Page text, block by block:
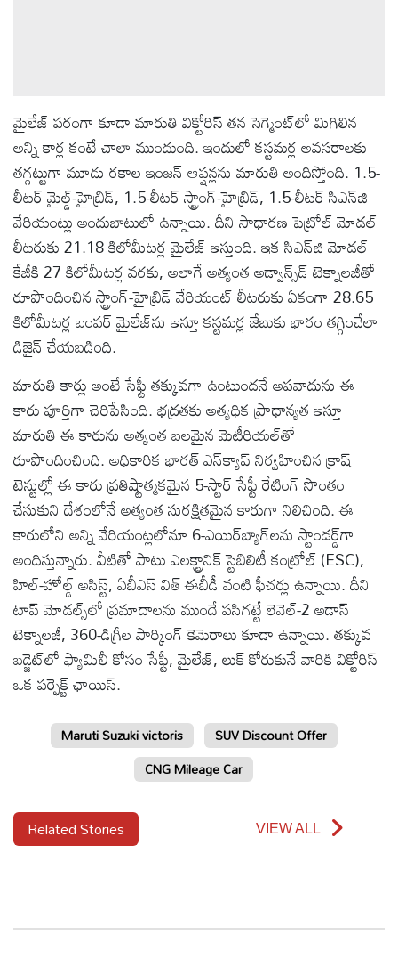
మైలేజ్ పరంగా కూడా మారుతి విక్టోరిస్ తన సెగ్మెంట్‌లో మిగిలిన
అన్ని కార్ల కంటే చాలా ముందుంది. ఇందులో కస్టమర్ల అవసరాలకు
తగ్గట్టుగా మూడు రకాల ఇంజన్ ఆప్షన్లను మారుతి అందిస్తోంది. 1.5-
లీటర్ మైల్డ్-హైబ్రిడ్, 1.5-లీటర్ స్ట్రాంగ్-హైబ్రిడ్, 1.5-లీటర్ సిఎన్‌జి
వేరియంట్లు అందుబాటులో ఉన్నాయి. దీని సాధారణ పెట్రోల్ మోడల్
లీటరుకు 21.18 కిలోమీటర్ల మైలేజ్ ఇస్తుంది. ఇక సిఎన్‌జి మోడల్
కేజీకి 27 కిలోమీటర్ల వరకు, అలాగే అత్యంత అడ్వాన్స్‌డ్ టెక్నాలజీతో
రూపొందించిన స్ట్రాంగ్-హైబ్రిడ్ వేరియంట్ లీటరుకు ఏకంగా 28.65
కిలోమీటర్ల బంపర్ మైలేజ్‌ను ఇస్తూ కస్టమర్ల జేబుకు భారం తగ్గించేలా
డిజైన్ చేయబడింది.
మారుతి కార్లు అంటే సేఫ్టీ తక్కువగా ఉంటుందనే అపవాదును ఈ
కారు పూర్తిగా చెరిపేసింది. భద్రతకు అత్యధిక ప్రాధాన్యత ఇస్తూ
మారుతి ఈ కారును అత్యంత బలమైన మెటీరియల్‌తో
రూపొందించింది. అధికారిక భారత్ ఎన్‌క్యాప్ నిర్వహించిన క్రాష్
టెస్టుల్లో ఈ కారు ప్రతిష్టాత్మకమైన 5-స్టార్ సేఫ్టీ రేటింగ్ సొంతం
చేసుకుని దేశంలోనే అత్యంత సురక్షితమైన కారుగా నిలిచింది. ఈ
కారులోని అన్ని వేరియంట్లలోనూ 6-ఎయిర్‌బ్యాగ్‌లను స్టాండర్డ్‌గా
అందిస్తున్నారు. వీటితో పాటు ఎలక్ట్రానిక్ స్టెబిలిటీ కంట్రోల్ (ESC),
హిల్-హోల్డ్ అసిస్ట్, ఏబీఎస్ విత్ ఈబీడీ వంటి ఫీచర్లు ఉన్నాయి. దీని
టాప్ మోడల్స్‌లో ప్రమాదాలను ముందే పసిగట్టే లెవెల్-2 అడాస్
టెక్నాలజీ, 360-డిగ్రీల పార్కింగ్ కెమెరాలు కూడా ఉన్నాయి. తక్కువ
బడ్జెట్‌లో ఫ్యామిలీ కోసం సేఫ్టీ, మైలేజ్, లుక్ కోరుకునే వారికి విక్టోరిస్
ఒక పర్ఫెక్ట్ ఛాయిస్.
Maruti Suzuki victoris
SUV Discount Offer
CNG Mileage Car
Related Stories VIEW ALL